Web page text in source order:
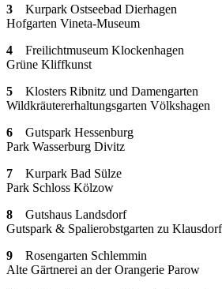
3 Kurpark Ostseebad
Hofgarten Vineta-Museum
4 Freilichtmuseum
Grüne Kliffkunst
5
Klosters Ribnitz und
Wildkräutererhaltungsgarten Völkshagen
6 Gutspark
Park Wasserburg Divitz
7 Kurpark Bad
Park Schloss Kölzow
8 Gutshaus
Gutspark & Spalierobstgarten zu Klausdorf
9 Rosengarten
Alte Gärtnerei an der Orangerie Parow